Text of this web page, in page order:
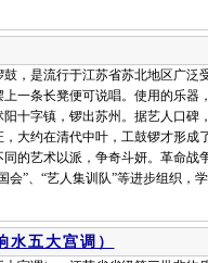
是流行于江苏省苏北地区广泛
上一条长凳便可说唱。使用的乐
十字镇，锣出苏州。据艺人口
大约在清代中叶，工鼓锣才形
同的艺术以派，争奇斗妍。革命
会”、“艺人集训队”等进步组织
水五大宫调）